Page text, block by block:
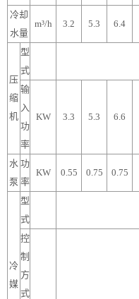
冷却
水量
m³/h 3.2 5.3 6.4
压
缩
机
型
式
输
入
功
率
KW 3.3 5.3 6.6
水
泵
功
率
KW 0.55 0.75 0.75
冷
媒
型
式
控
制
方
式